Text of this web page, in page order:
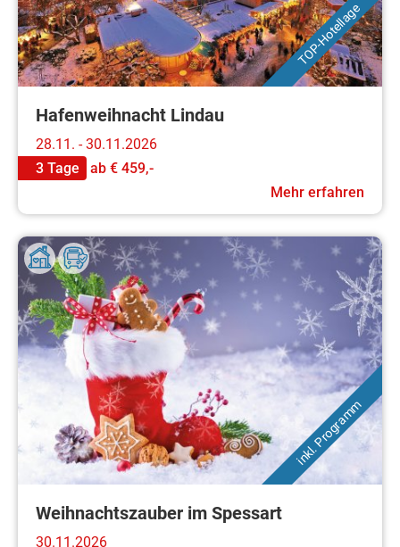
TOP-Hotellage
Hafenweihnacht Lindau
28.11. - 30.11.2026
3 Tage
ab € 459,-
Mehr erfahren
inkl. Programm
Weihnachtszauber im Spessart
30.11.2026